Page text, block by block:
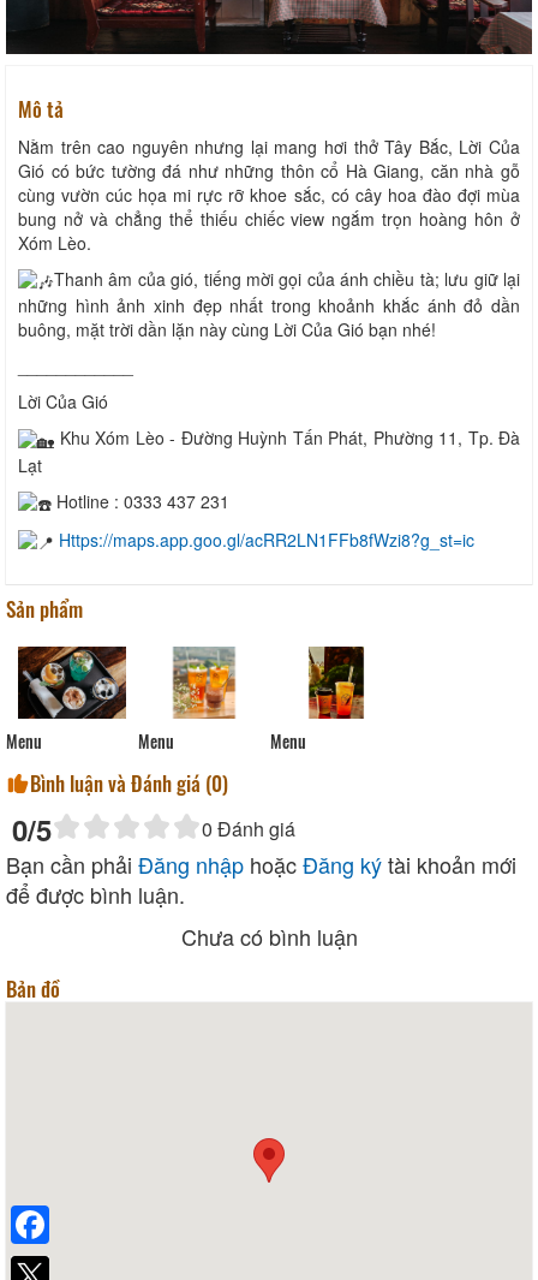
Mô tả
Nằm trên cao nguyên nhưng lại mang hơi thở Tây Bắc, Lời Của
Gió có bức tường đá như những thôn cổ Hà Giang, căn nhà gỗ
cùng vườn cúc họa mi rực rỡ khoe sắc, có cây hoa đào đợi mùa
bung nở và chẳng thể thiếu chiếc view ngắm trọn hoàng hôn ở
Xóm Lèo.
Thanh âm của gió, tiếng mời gọi của ánh chiều tà; lưu giữ lại
những hình ảnh xinh đẹp nhất trong khoảnh khắc ánh đỏ dần
buông, mặt trời dần lặn này cùng Lời Của Gió bạn nhé!
Lời Của Gió
Khu Xóm Lèo - Đường Huỳnh Tấn Phát, Phường 11, Tp. Đà
Lạt
Hotline : 0333 437 231
Https://maps.app.goo.gl/acRR2LN1FFb8fWzi8?g_st=ic
Sản phẩm
Menu Menu Menu
Bình luận và Đánh giá (0)
0/5 0 Đánh giá
Bạn cần phải Đăng nhập hoặcĐăng kýtài khoản mới
để được bình luận.
Chưa có bình luận
Bản đồ
Facebook